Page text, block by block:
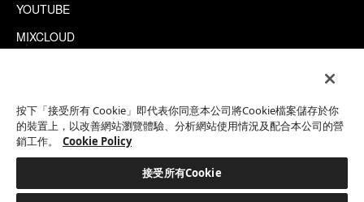
YOUTUBE
MIXCLOUD
This site is protected by reCAPTCHA.
©2026 EATON WORKSHOP 版權所有
按下「接受所有 Cookie」即代表你同意本公司將Cookie檔案儲存於你
的裝置上，以改善網站瀏覽體驗、分析網站使用情況及配合本公司的營
銷工作。
Cookie Policy
接受所有Cookie